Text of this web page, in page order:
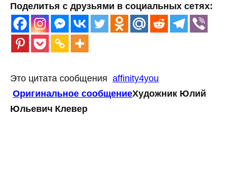
Поделитья с друзьями в социальных сетях:
Это цитата сообщения affinity4you
Оригинальное сообщениеХудожник Юлий
Юльевич Клевер